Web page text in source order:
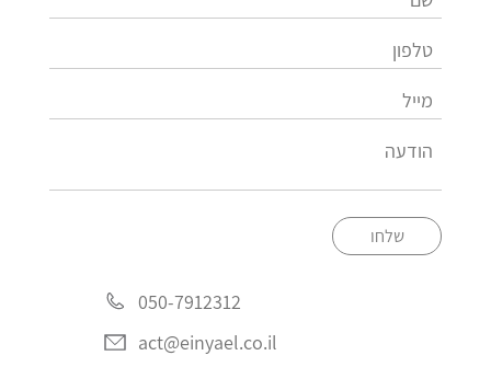
שלחו
050-7912312
act@einyael.co.il